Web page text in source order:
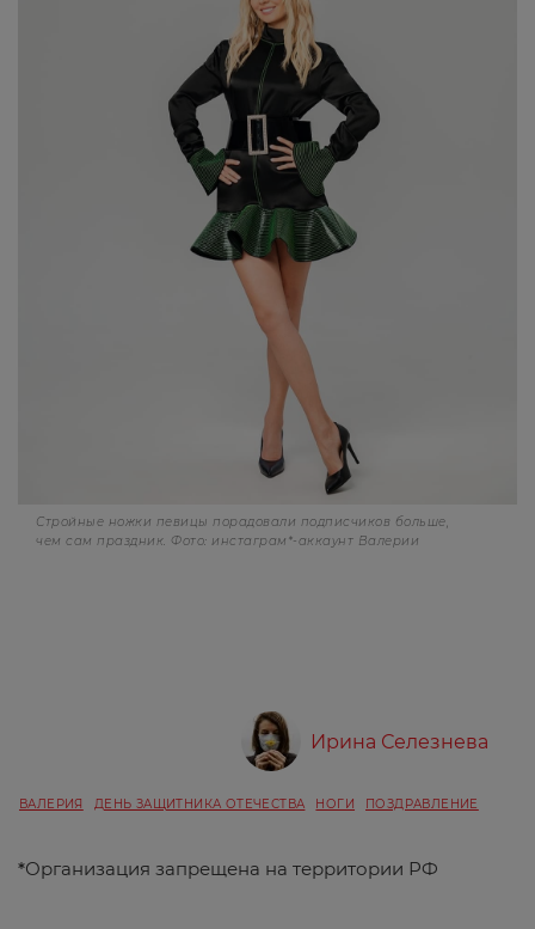
Стройные ножки певицы порадовали подписчиков больше,
чем сам праздник. Фото: инстаграм*-аккаунт Валерии
Ирина Селезнева
ВАЛЕРИЯ ДЕНЬ ЗАЩИТНИКА ОТЕЧЕСТВА НОГИ ПОЗДРАВЛЕНИЕ
*Организация запрещена на территории РФ